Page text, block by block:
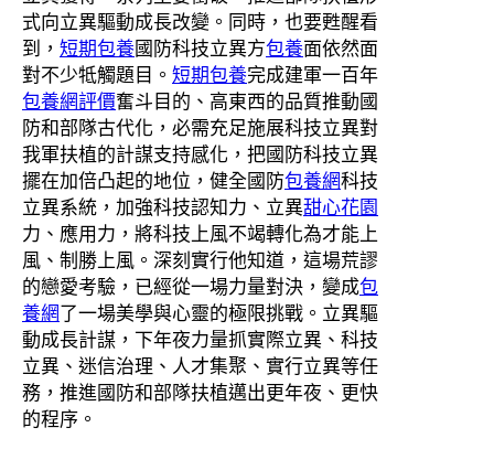
式向立異驅動成長改變。同時，也要甦醒看
到， 短期包養國防科技立異方包養面依然面
對不少牴觸題目。 短期包養完成建軍一百年
包養網評價奮斗目的、高東西的品質推動國
防和部隊古代化，必需充足施展科技立異對
我軍扶植的計謀支持感化，把國防科技立異
擺在加倍凸起的地位，健全國防包養網科技
立異系統，加強科技認知力、立異甜心花園
力、應用力，將科技上風不竭轉化為才能上
風、制勝上風。深刻實行他知道，這場荒謬
的戀愛考驗，已經從一場力量對決，變成包
養網了一場美學與心靈的極限挑戰。立異驅
動成長計謀，下年夜力量抓實際立異、科技
立異、迷信治理、人才集聚、實行立異等任
務，推進國防和部隊扶植邁出更年夜、更快
的程序。